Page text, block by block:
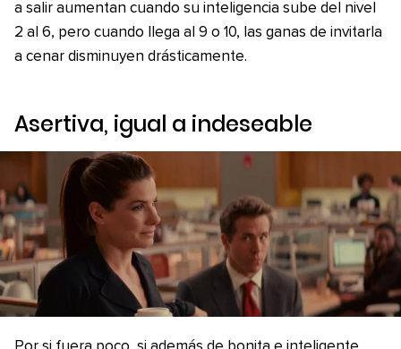
a salir aumentan cuando su inteligencia sube del nivel
2 al 6, pero cuando llega al 9 o 10, las ganas de invitarla
a cenar disminuyen drásticamente.
Asertiva, igual a indeseable